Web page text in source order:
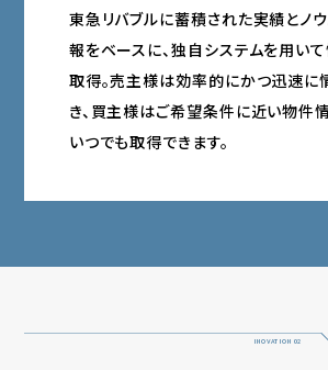
東急リバブルに蓄積された実績とノ
報をベースに、独自システムを用い
取得。売主様は効率的にかつ迅速に
き、買主様はご希望条件に近い物件
いつでも取得できます。